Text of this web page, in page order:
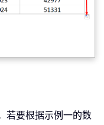
若要根据示例一的数